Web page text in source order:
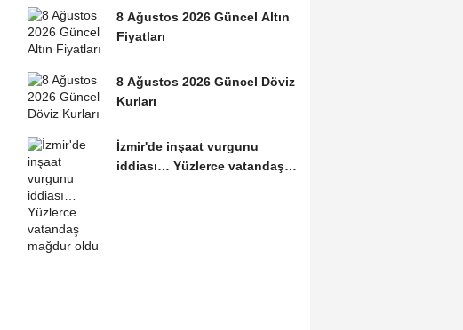
8 Ağustos 2026 Güncel Altın
Fiyatları
8 Ağustos 2026 Güncel Döviz
Kurları
İzmir'de inşaat vurgunu
iddiası… Yüzlerce vatandaş